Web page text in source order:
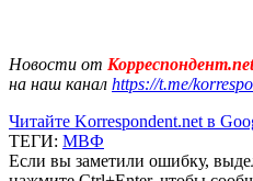
Новости от
на наш канал https://t.me/
Читайте Korrespondent.net в
ТЕГИ: МВФ
Если вы заметили ошибку,